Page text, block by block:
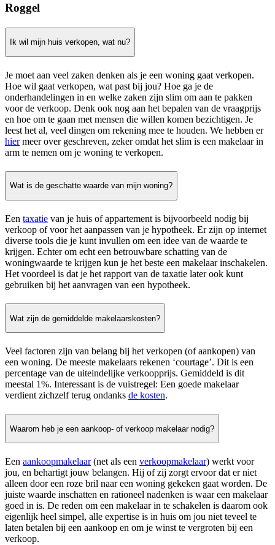
Roggel
Ik wil mijn huis verkopen, wat nu?
Je moet aan veel zaken denken als je een woning gaat verkopen.
Hoe wil gaat verkopen, wat past bij jou? Hoe ga je de
onderhandelingen in en welke zaken zijn slim om aan te pakken
voor de verkoop. Denk ook nog aan het bepalen van de vraagprijs
en hoe om te gaan met mensen die willen komen bezichtigen. Je
leest het al, veel dingen om rekening mee te houden. We hebben er
hiermeer over geschreven, zeker omdat het slim is een makelaar in
arm te nemen om je woning te verkopen.
Wat is de geschatte waarde van mijn woning?
Een taxatie van je huis of appartement is bijvoorbeeld nodig bij
verkoop of voor het aanpassen van je hypotheek. Er zijn op internet
diverse tools die je kunt invullen om een idee van de waarde te
krijgen. Echter om echt een betrouwbare schatting van de
woningwaarde te krijgen kun je het beste een makelaar inschakelen.
Het voordeel is dat je het rapport van de taxatie later ook kunt
gebruiken bij het aanvragen van een hypotheek.
Wat zijn de gemiddelde makelaarskosten?
Veel factoren zijn van belang bij het verkopen (of aankopen) van
een woning. De meeste makelaars rekenen ‘courtage’. Dit is een
percentage van de uiteindelijke verkoopprijs. Gemiddeld is dit
meestal 1%. Interessant is de vuistregel: Een goede makelaar
verdient zichzelf terug ondanks de kosten.
Waarom heb je een aankoop- of verkoop makelaar nodig?
Een aankoopmakelaar(net als een verkoopmakelaar) werkt voor
jou, en behartigt jouw belangen. Hij of zij zorgt ervoor dat er niet
alleen door een roze bril naar een woning gekeken gaat worden. De
juiste waarde inschatten en rationeel nadenken is waar een makelaar
goed in is. De reden om een makelaar in te schakelen is daarom ook
eigenlijk heel simpel, alle expertise is in huis om jou niet teveel te
laten betalen bij een aankoop en om je winst te vergroten bij een
verkoop.